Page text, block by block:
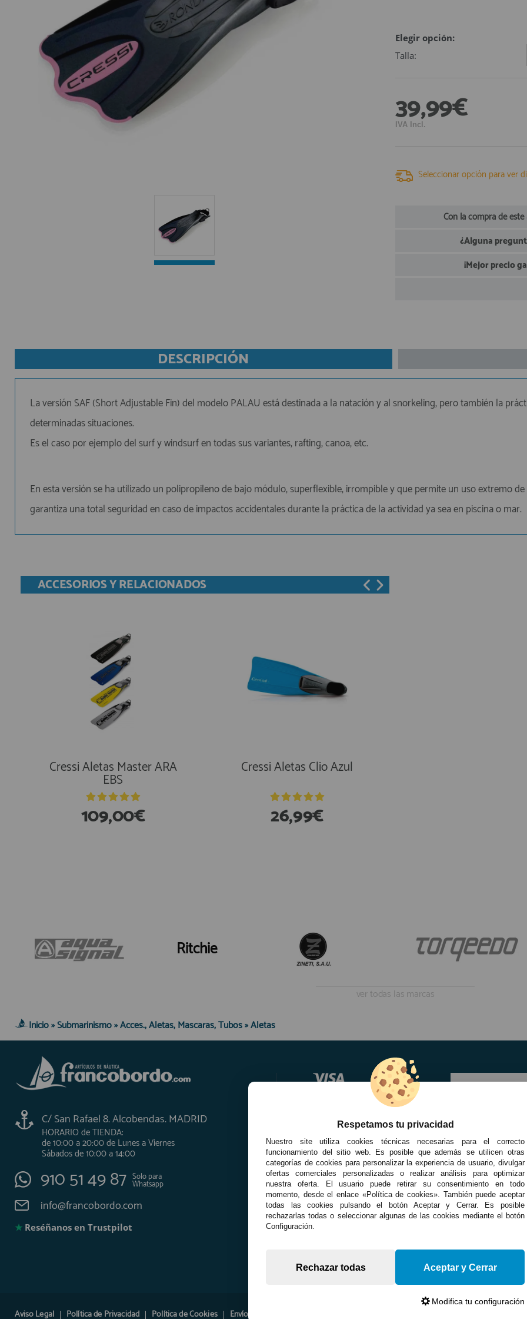
Equipo Personal
Fondeo y Amarre
Fundas, Lonas y Toldos
Kayaks
Libros
Mantenimiento y Limpieza
910 60 71 03
de 10:00 a 20:00 de Lunes a Viernes
Sábados de 10:00 a 14:00
910 51 49 87 Solo para
info@francobordo.com
Elegir opción:
Talla:
39,99€
IVA Incl.
Seleccionar opción para ver
Con la compra de
¿Alguna
¡Mejor precio
DESCRIPCIÓN
La versión SAF (Short Adjustable Fin) del modelo PALAU está destinada a la natación y al snorkeling, pero también la
determinadas situaciones.
Es el caso por ejemplo del surf y windsurf en todas sus variantes, rafting, canoa, etc.
En esta versión se ha utilizado un polipropileno de bajo módulo, superflexible, irrompible y que permite un uso extremo
garantiza una total seguridad en caso de impactos accidentales durante la práctica de la actividad ya sea en piscina o mar.
ACCESORIOS Y RELACIONADOS
Cressi Aletas Master ARA
EBS
109,00€
Cressi Aletas Clio Azul
26,99€
Ritchie
ver todas las marcas
Inicio»Submarinismo»Acces., Aletas, Mascaras, Tubos»Aletas
C/ San Rafael 8. Alcobendas. MADRID
HORARIO de TIENDA:
de 10:00 a 20:00 de Lunes a Viernes
Sábados de 10:00 a 14:00
910 51 49 87 Solo para
Whatsapp
info@francobordo.com
★Reséñanos en Trustpilot
Aviso Legal Política de Privacidad Política de Cookies Envíos y Devoluciones
Respetamos tu privacidad
Nuestro site utiliza cookies técnicas necesarias para el correcto
funcionamiento del sitio web. Es posible que además se utilicen otras
categorías de cookies para personalizar la experiencia de usuario, divulgar
ofertas comerciales personalizadas o realizar análisis para optimizar
nuestra oferta. El usuario puede retirar su consentimiento en todo
momento, desde el enlace «Política de cookies». También puede aceptar
todas las cookies pulsando el botón Aceptar y Cerrar. Es posible
rechazarlas todas o seleccionar algunas de las cookies mediante el botón
Configuración.
Rechazar todas Aceptar y Cerrar
Modifica tu configuración